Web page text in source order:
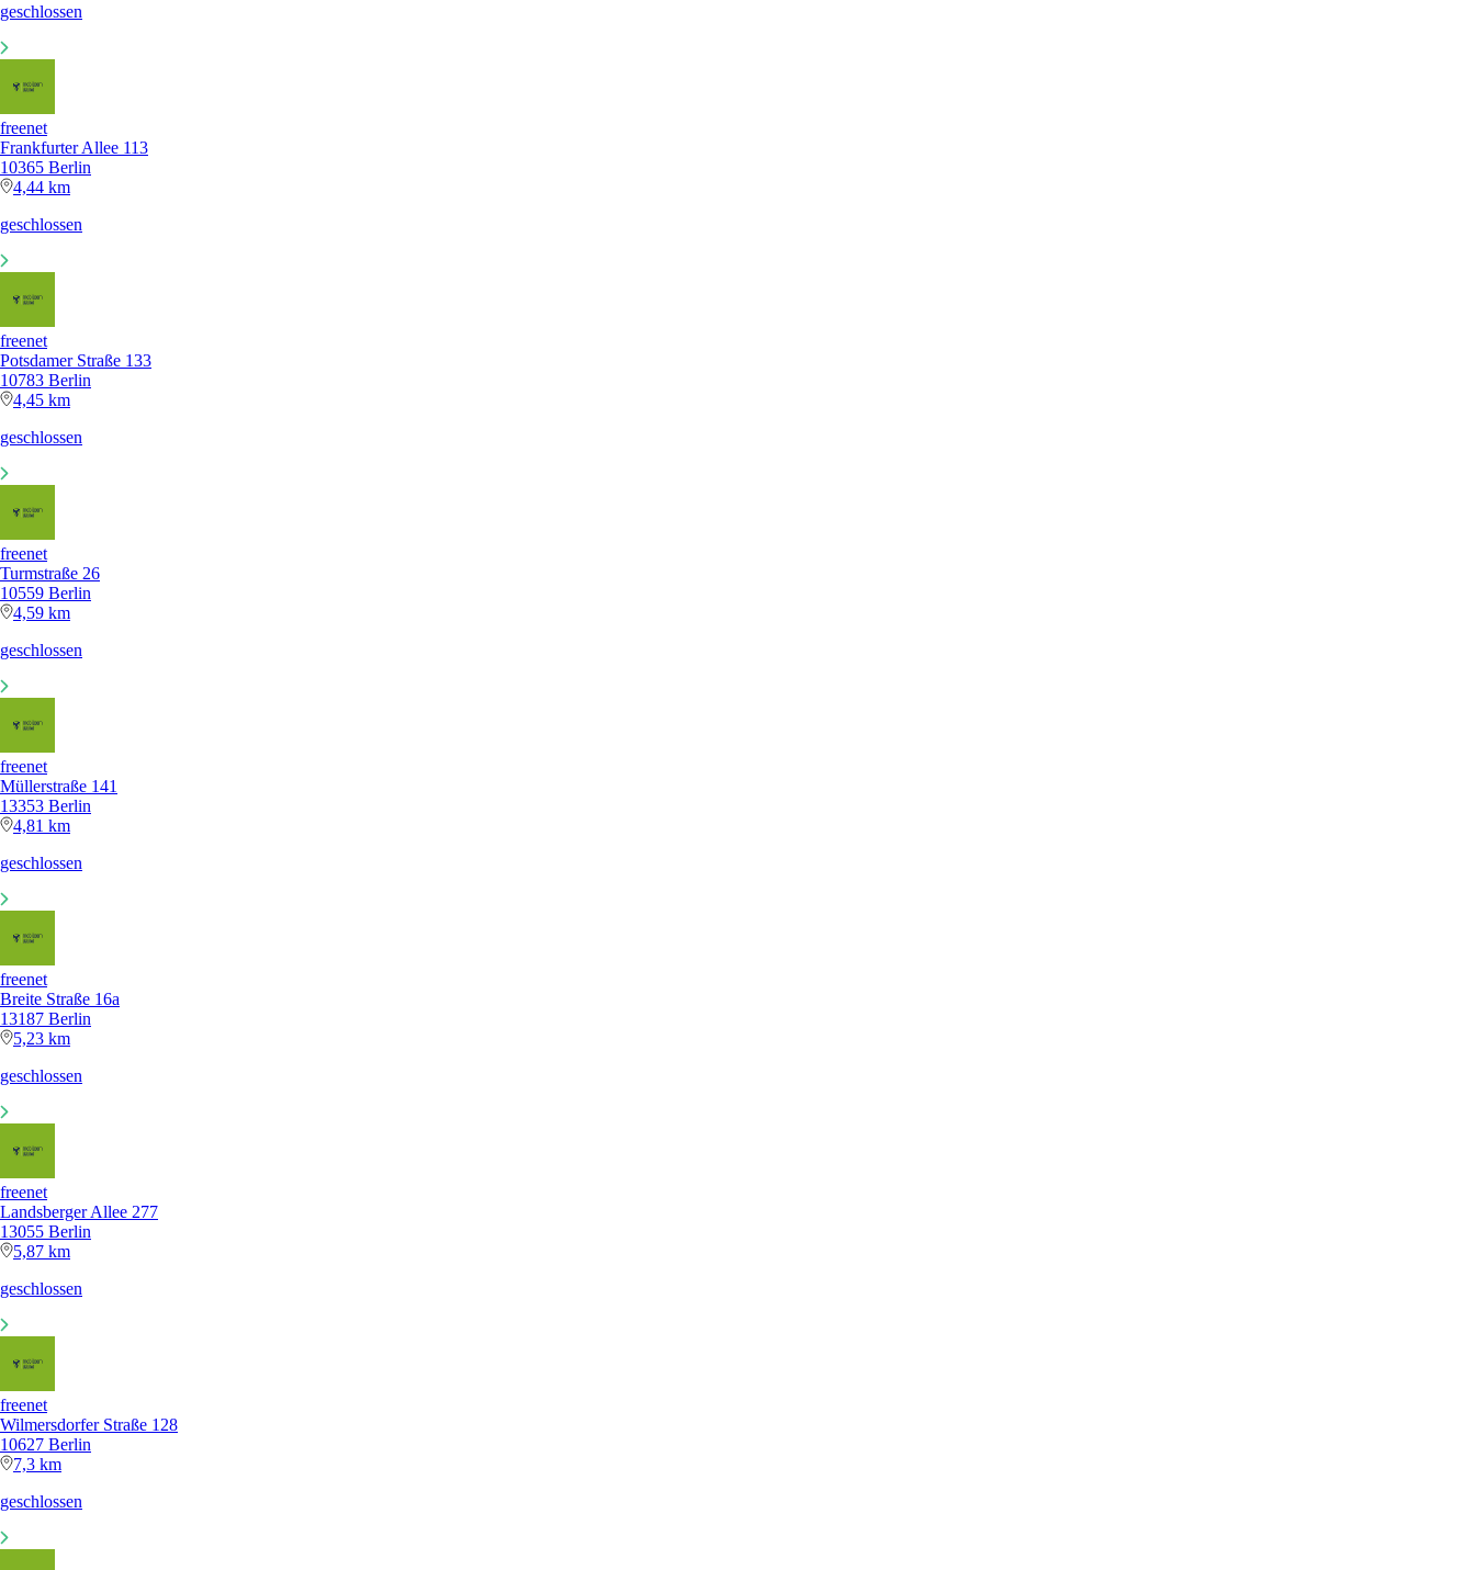
geschlossen
freenet
Frankfurter Allee 113
10365 Berlin
4,44 km
geschlossen
freenet
Potsdamer Straße 133
10783 Berlin
4,45 km
geschlossen
freenet
Turmstraße 26
10559 Berlin
4,59 km
geschlossen
freenet
Müllerstraße 141
13353 Berlin
4,81 km
geschlossen
freenet
Breite Straße 16a
13187 Berlin
5,23 km
geschlossen
freenet
Landsberger Allee 277
13055 Berlin
5,87 km
geschlossen
freenet
Wilmersdorfer Straße 128
10627 Berlin
7,3 km
geschlossen